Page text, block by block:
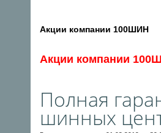
Акции компании 100ШИН
Акции компании
Полная
шинных